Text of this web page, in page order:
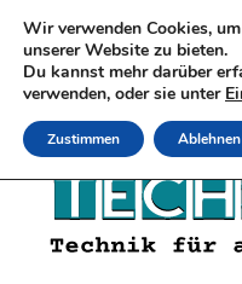
Wir verwenden Cookies,
unserer Website zu bieten.
Du kannst mehr darüber
verwenden, oder sie unter
Zustimmen Ablehnen